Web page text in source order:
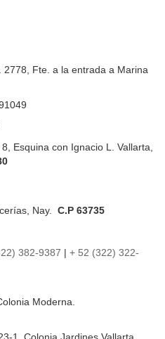
2778, Fte. a la entrada a Marina
Esquina con Ignacio L. Vallarta,
Nay. C.P 63735
382-9387 | + 52 (322) 322-
Moderna.
1, Colonia Jardines Vallarta.